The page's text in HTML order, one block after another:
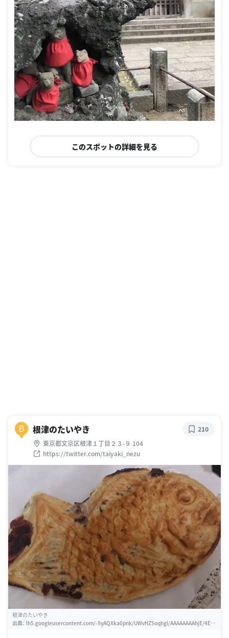
このスポットの詳細を見る
B 根津のたいやき
東京都文京区根津１丁目２３-９ 104
https://twitter.com/taiyaki_nezu
210
根津のたいやき
出典： lh5.googleusercontent.com/-9yAQXka0pnk/UWvHZ5oqhgI/AAAAAAAAhjE/4EG